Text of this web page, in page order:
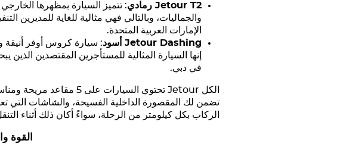
Jetour T2 رمادي: تتميز السيارة بمظهرها الخارجي
والجماليات، وبالتالي فهي مثالية للغاية
الإمارات العربية المتحدة.
Jetour Dashing أسود: سيارة كروس أوفر أنيقة
إنها السيارة المثالية للمستأجرين المقتصدين
في دبي.
الكل Jetour
تحتوي السيارات على
تضمن لك المقصورة الداخلية الفسيحة، والشاشات التي
الركاب بكل كيلومتر من الرحلة، سواءً أكان ذلك أثناء
القوة